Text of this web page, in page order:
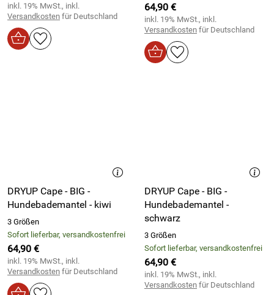
inkl. 19% MwSt., inkl.
Versandkosten für Deutschland
64,90 €
inkl. 19% MwSt., inkl.
Versandkosten für Deutschland
DRYUP Cape - BIG -
Hundebademantel - kiwi
3 Größen
Sofort lieferbar, versandkostenfrei
64,90 €
inkl. 19% MwSt., inkl.
Versandkosten für Deutschland
DRYUP Cape - BIG -
Hundebademantel -
schwarz
3 Größen
Sofort lieferbar, versandkostenfrei
64,90 €
inkl. 19% MwSt., inkl.
Versandkosten für Deutschland